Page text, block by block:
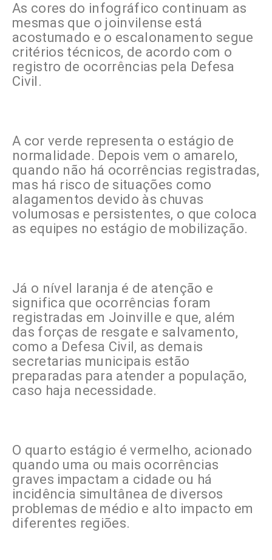
As cores do infográfico continuam as
mesmas que o joinvilense está
acostumado e o escalonamento segue
critérios técnicos, de acordo com o
registro de ocorrências pela Defesa
Civil.
A cor verde representa o estágio de
normalidade. Depois vem o amarelo,
quando não há ocorrências registradas,
mas há risco de situações como
alagamentos devido às chuvas
volumosas e persistentes, o que coloca
as equipes no estágio de mobilização.
Já o nível laranja é de atenção e
significa que ocorrências foram
registradas em Joinville e que, além
das forças de resgate e salvamento,
como a Defesa Civil, as demais
secretarias municipais estão
preparadas para atender a população,
caso haja necessidade.
O quarto estágio é vermelho, acionado
quando uma ou mais ocorrências
graves impactam a cidade ou há
incidência simultânea de diversos
problemas de médio e alto impacto em
diferentes regiões.